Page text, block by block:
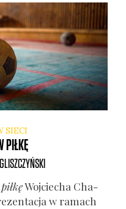
SIECI
PIŁKĘ
Woj­cie­cha Cha­
w ramach